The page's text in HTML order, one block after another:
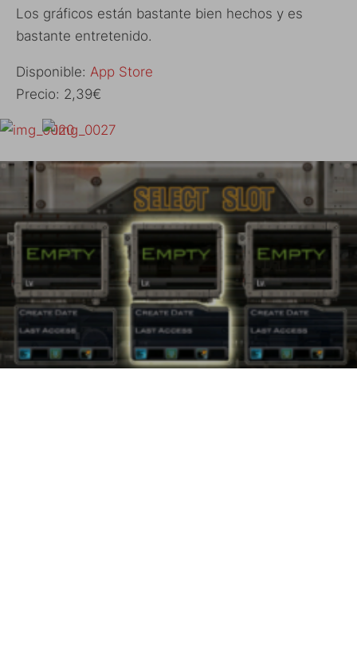
Los gráficos están bastante bien hechos y es
bastante entretenido.
Disponible: App Store
Precio: 2,39€